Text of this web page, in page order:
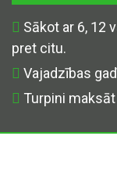
Sākot ar 6, 12
pret citu.
Vajadzības
Turpini